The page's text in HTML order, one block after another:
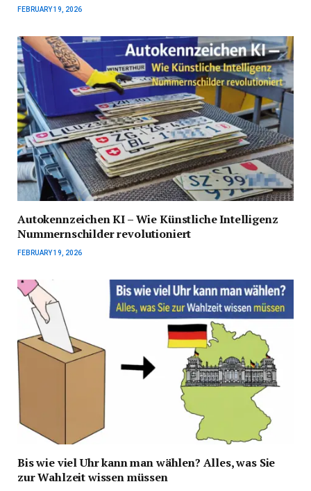
FEBRUARY 19, 2026
Autokennzeichen KI – Wie Künstliche Intelligenz
Nummernschilder revolutioniert
FEBRUARY 19, 2026
Bis wie viel Uhr kann man wählen? Alles, was Sie
zur Wahlzeit wissen müssen